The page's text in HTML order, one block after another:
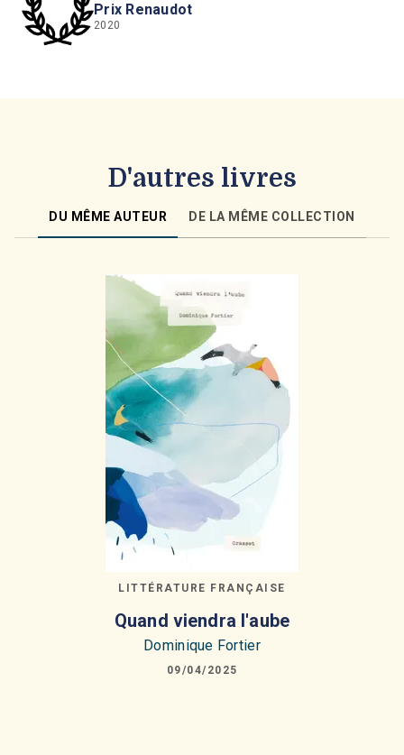
Prix Renaudot
2020
D'autres livres
DU MÊME AUTEUR DE LA MÊME COLLECTION
LITTÉRATURE FRANÇAISE
Quand viendra l'aube
Dominique Fortier
09/04/2025